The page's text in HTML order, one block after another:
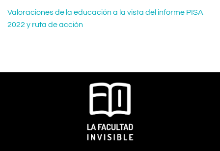
Valoraciones de la educación a la vista del informe PISA
2022 y ruta de acción